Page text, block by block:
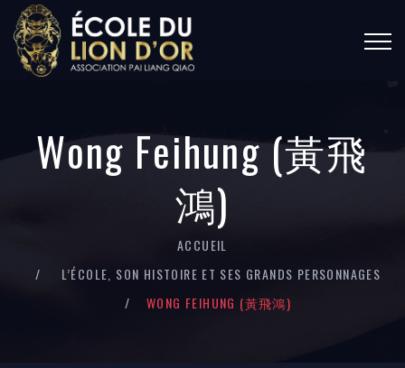
Wong Feihung (黃飛
鴻)
ACCUEIL
L’ÉCOLE, SON HISTOIRE ET SES GRANDS PERSONNAGES
WONG FEIHUNG (黃飛鴻)